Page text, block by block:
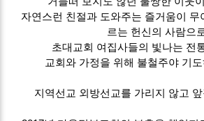
자연스런 친절과 도와주는 즐거움이 무
르는 헌신의 사람으
초대교회 여집사들의 빛나는 전
교회와 가정을 위해 불철주야 기
지역선교 외방선교를 가리지 않고